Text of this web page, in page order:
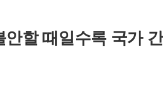
안할 때일수록 국가